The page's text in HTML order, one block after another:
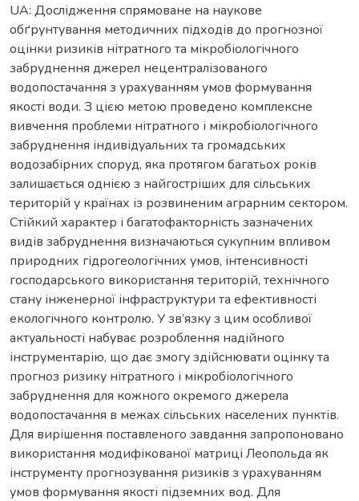
UA: Дослідження спрямоване на наукове
обґрунтування методичних підходів до прогнозної
оцінки ризиків нітратного та мікробіологічного
забруднення джерел нецентралізованого
водопостачання з урахуванням умов формування
якості води. З цією метою проведено комплексне
вивчення проблеми нітратного і мікробіологічного
забруднення індивідуальних та громадських
водозабірних споруд, яка протягом багатьох років
залишається однією з найгостріших для сільських
територій у країнах із розвиненим аграрним сектором.
Стійкий характер і багатофакторність зазначених
видів забруднення визначаються сукупним впливом
природних гідрогеологічних умов, інтенсивності
господарського використання територій, технічного
стану інженерної інфраструктури та ефективності
екологічного контролю. У зв’язку з цим особливої
актуальності набуває розроблення надійного
інструментарію, що дає змогу здійснювати оцінку та
прогноз ризику нітратного і мікробіологічного
забруднення для кожного окремого джерела
водопостачання в межах сільських населених пунктів.
Для вирішення поставленого завдання запропоновано
використання модифікованої матриці Леопольда як
інструменту прогнозування ризиків з урахуванням
умов формування якості підземних вод. Для